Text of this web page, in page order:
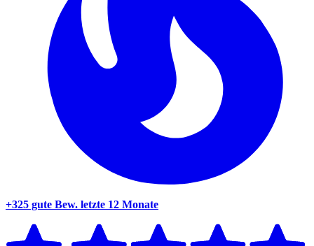
+325 gute Bew. letzte 12 Monate